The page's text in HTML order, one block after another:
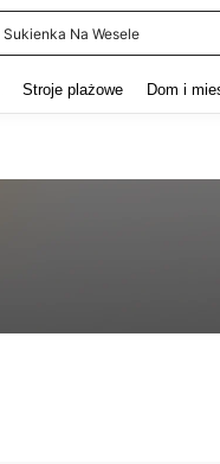
Sukienka Na Wesele
Stroje plażowe Dom i